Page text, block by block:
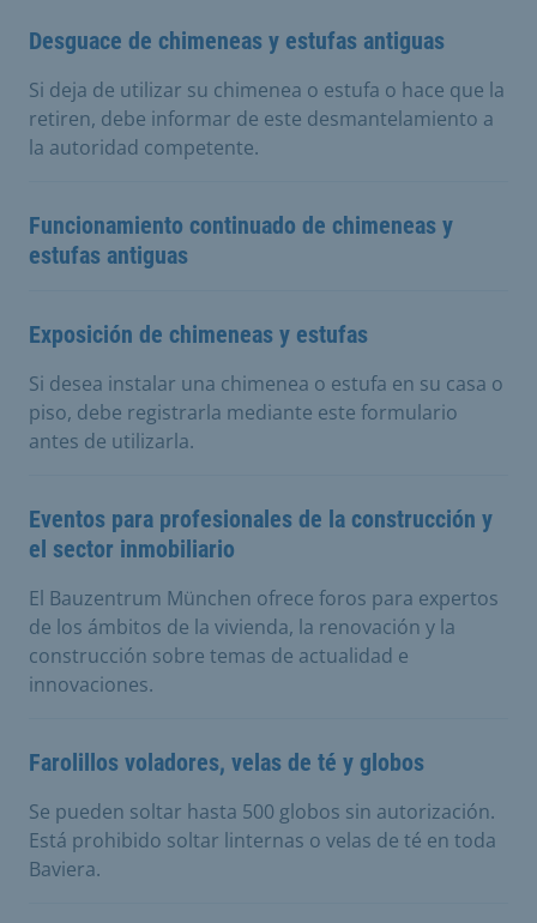
Desguace de chimeneas y estufas antiguas
Si deja de utilizar su chimenea o estufa o hace que la
retiren, debe informar de este desmantelamiento a
la autoridad competente.
Funcionamiento continuado de chimeneas y
estufas antiguas
Exposición de chimeneas y estufas
Si desea instalar una chimenea o estufa en su casa o
piso, debe registrarla mediante este formulario
antes de utilizarla.
Eventos para profesionales de la construcción y
el sector inmobiliario
El Bauzentrum München ofrece foros para expertos
de los ámbitos de la vivienda, la renovación y la
construcción sobre temas de actualidad e
innovaciones.
Farolillos voladores, velas de té y globos
Se pueden soltar hasta 500 globos sin autorización.
Está prohibido soltar linternas o velas de té en toda
Baviera.